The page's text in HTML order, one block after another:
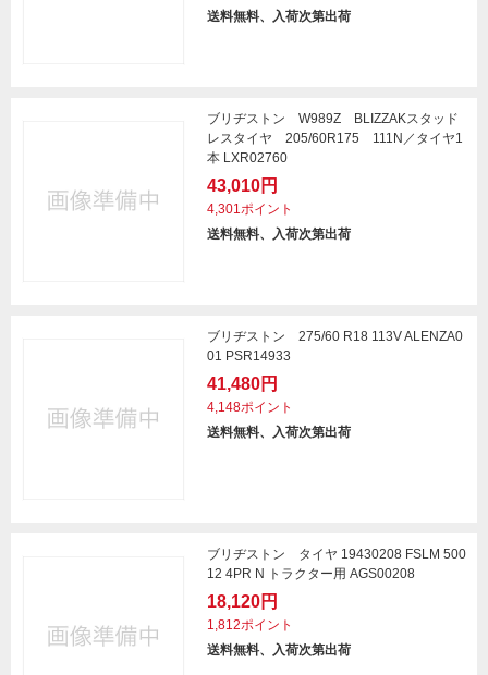
送料無料、入荷次第出荷
ブリヂストン W989Z BLIZZAKスタッド
レスタイヤ 205/60R175 111N／タイヤ1
本 LXR02760
43,010円
4,301ポイント
送料無料、入荷次第出荷
ブリヂストン 275/60 R18 113V ALENZA0
01 PSR14933
41,480円
4,148ポイント
送料無料、入荷次第出荷
ブリヂストン タイヤ 19430208 FSLM 500
12 4PR N トラクター用 AGS00208
18,120円
1,812ポイント
送料無料、入荷次第出荷